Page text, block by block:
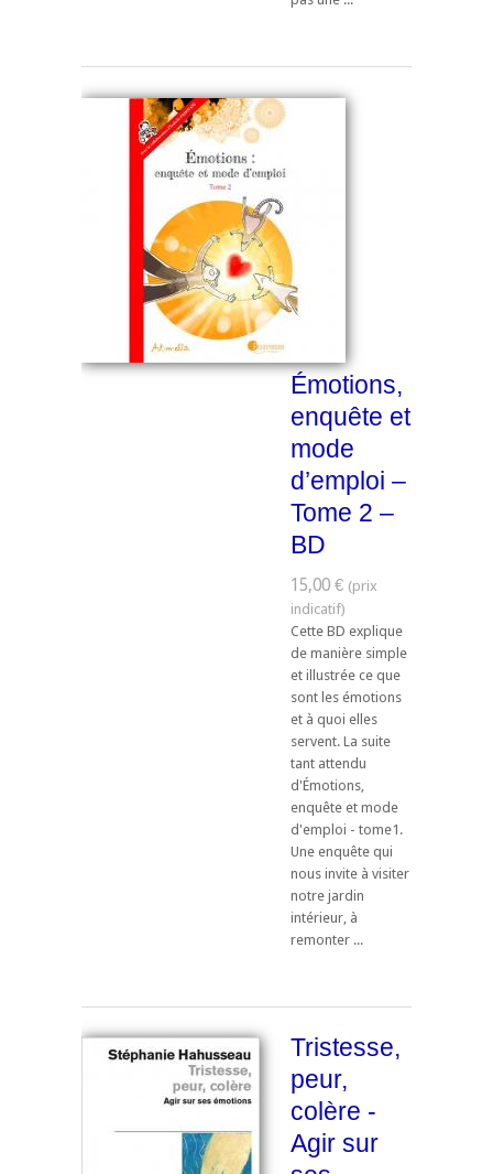
Émotions,
enquête et
mode
d’emploi –
Tome 2 –
BD
15,00 €
Cette BD explique
de manière simple
et illustrée ce que
sont les émotions
et à quoi elles
servent. La suite
tant attendu
d'Émotions,
enquête et mode
d'emploi - tome1.
Une enquête qui
nous invite à visiter
notre jardin
intérieur, à
remonter ...
Tristesse,
peur,
colère -
Agir sur